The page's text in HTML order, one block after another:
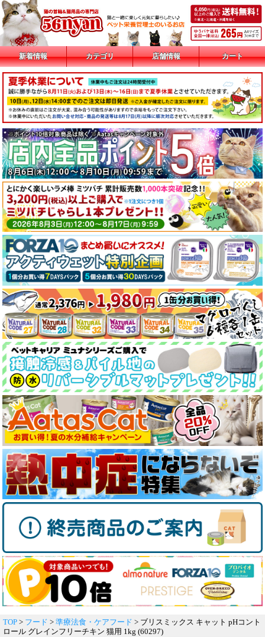
新着情報 カテゴリ 店舗情報 カート
TOP > フード > 準療法食・ケアフード > ブリスミックス キャット pHコント
ロール グレインフリーチキン 猫用 1kg (60297)